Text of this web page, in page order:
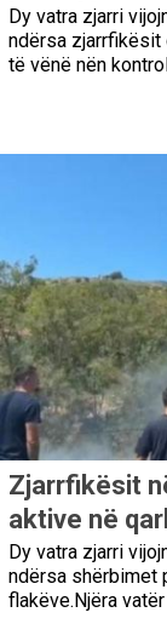
Dy vatra zjarri
ndërsa zjarrfikësit
të vënë nën
Zjarrfikësit
aktive në
Dy vatra zjarri
ndërsa shërbimet
flakëve.Njëra